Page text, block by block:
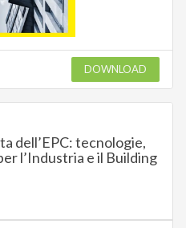
DOWNLOAD
dell’EPC: tecnologie,
l’Industria e il Building